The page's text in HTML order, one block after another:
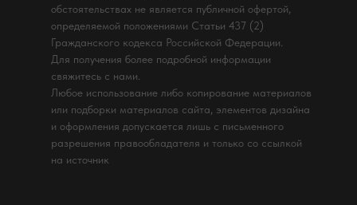
обстоятельствах не является публичной офертой,
определяемой положениями Статьи 437 (2)
Гражданского кодекса Российской Федерации.
Для получения более подробной информации
свяжитесь с нами.
Любое использование либо копирование материалов
или подборки материалов сайта, элементов дизайна
и оформления допускается лишь с письменного
разрешения правообладателя и только со ссылкой
на источник